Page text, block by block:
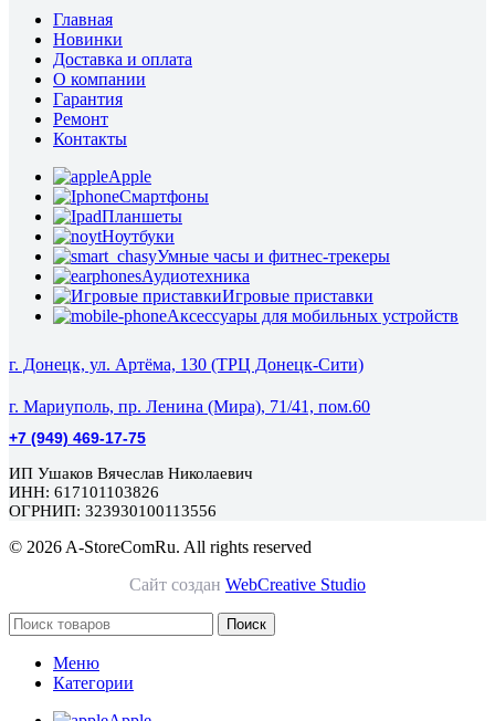
Главная
Новинки
Доставка и оплата
О компании
Гарантия
Ремонт
Контакты
Apple
Смартфоны
Планшеты
Ноутбуки
Умные часы и фитнес-трекеры
Аудиотехника
Игровые приставки
Аксессуары для мобильных устройств
г. Донецк, ул. Артёма, 130 (ТРЦ Донецк-Сити)
г. Мариуполь, пр. Ленина (Мира), 71/41, пом.60
+7 (949) 469-17-75
ИП Ушаков Вячеслав Николаевич
ИНН: 617101103826
ОГРНИП: 323930100113556
© 2026 A-StoreComRu. All rights reserved
Сайт создан WebCreative Studio
Поиск
Меню
Категории